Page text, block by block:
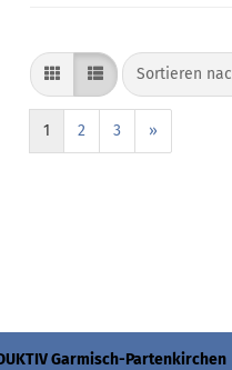
Sortieren
Sortieren
1 2 3 »
Garmisch-